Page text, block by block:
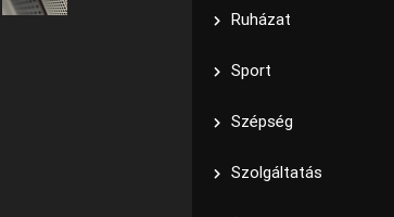
Ruházat
Sport
Szépség
Szolgáltatás